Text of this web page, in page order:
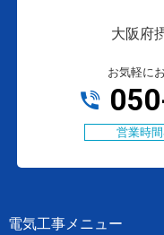
大阪府
お気軽に
営業時間
電気工事メニュー